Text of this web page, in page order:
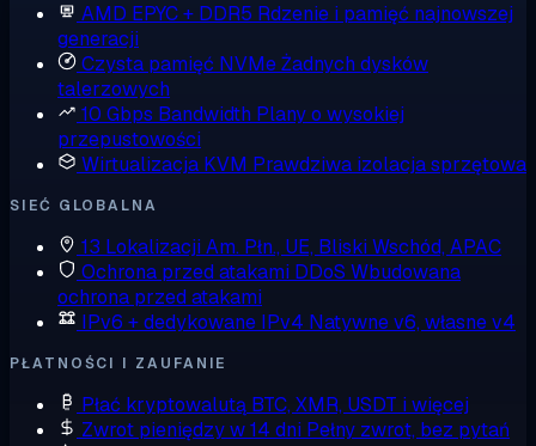
AMD EPYC + DDR5 Rdzenie i pamięć najnowszej
generacji
Czysta pamięć NVMeŻadnych dysków
talerzowych
10 Gbps Bandwidth Plany o wysokiej
przepustowości
Wirtualizacja KVM Prawdziwa izolacja sprzętowa
SIEĆ GLOBALNA
13 Lokalizacji Am. Płn., UE, Bliski Wschód, APAC
Ochrona przed atakami DDoS Wbudowana
ochrona przed atakami
IPv6 + dedykowane IPv4 Natywne v6, własne v4
PŁATNOŚCI I ZAUFANIE
Płać kryptowalutą BTC, XMR, USDT i więcej
Zwrot pieniędzy w 14 dni Pełny zwrot, bez pytań